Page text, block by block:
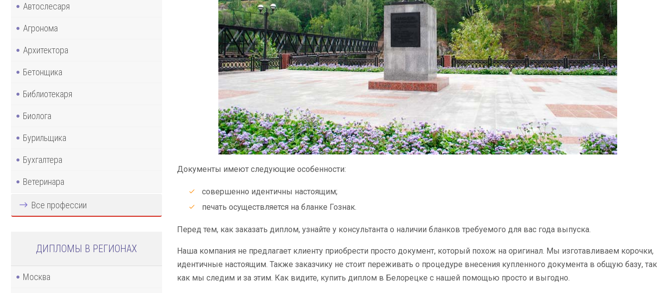
Автослесаря
Агронома
Архитектора
Бетонщика
Библиотекаря
Биолога
Бурильщика
Бухгалтера
Ветеринара
Все профессии
ДИПЛОМЫ В РЕГИОНАХ
Москва
Документы имеют следующие особенности:
совершенно идентичны настоящим;
печать осуществляется на бланке Гознак.
Перед тем, как заказать диплом, узнайте у консультанта о наличии бланков требуемого для вас года выпуска.
Наша компания не предлагает клиенту приобрести просто документ, который похож на оригинал. Мы изготавливаем корочки,
идентичные настоящим. Также заказчику не стоит переживать о процедуре внесения купленного документа в общую базу, так
как мы следим и за этим. Как видите, купить диплом в Белорецке с нашей помощью просто и выгодно.